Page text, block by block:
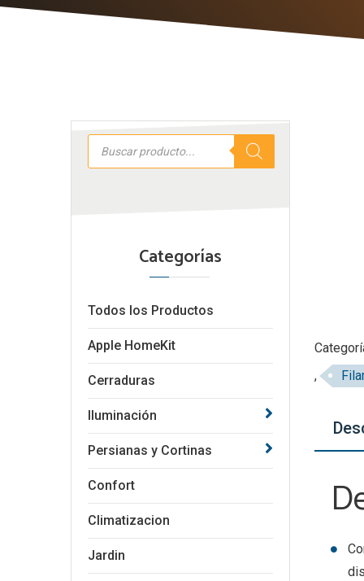
Búsqueda
productos
Categorías
Todos los Productos
Apple HomeKit
Cerraduras
Iluminación
Persianas y Cortinas
Confort
Climatizacion
Jardin
,